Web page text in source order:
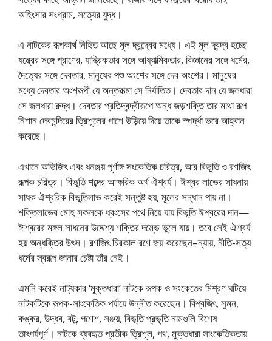
অহিংসার সংগ্রাম, সত্যের যুদ্ধ।
এ নাটকের রূপকার্থ নিহিত আছে মূল দ্বন্দ্বের মধ্যে। এই মূল দ্বন্দ্ব হচ্ছে
যন্ত্রের সঙ্গে প্রাণের, যান্ত্রিকতার সঙ্গে আধ্যাত্মিকতার, বিজ্ঞানের সঙ্গে ধর্মের,
দৈত্যের সঙ্গে দেবতার, মানুষের পশু অংশের সঙ্গে দেব অংশের। মানুষের
মধ্যে দেবতার অংশরূপী যে অন্তরাত্মা সে নির্যাতিত। দেবতার দান যে জলধারা
সে জলধারা রুদ্ধ। দেবতার প্রতিদ্বন্দ্বীরূপে অন্ধ জড়শক্তি তার মাথা রূপ
নিশান দেবমন্দিরের ত্রিশূলের পাশে উড়িয়ে দিয়ে তাকে স্পর্দ্ধা ভরে আহ্বান
করেছে।
এখানে অভিজিৎ এবং ধনঞ্জয় পূর্ণাঙ্গ সংকেতিক চরিত্র, আর বিভূতি ও রণজিৎ
রূপক চরিত্র। বিভূতি শব্দের আক্ষরিক অর্থ ঐশ্বর্য। ঈশ্বর লাভের সাধনায়
সাধক ঐশ্বরিক বিভূতিলাভ করেই সন্তুষ্ট হয়, মূলের সন্ধান পায় না।
শক্তিলাভের মোহ সকলকে ধ্বংসের পথে নিয়ে যায় বিভূতি ঈশ্বরের দান—
ঈশ্বরের মঙ্গল সাধনের উদ্দেশ্য শক্তির দম্ভে ভুলে যায়। তবে সেই ঐশ্বর্য
হয় অন্ধক্তির উৎস। রণজিৎ চিরকাল রণে জয় করেছেন–ন্যায়, নীতি-সত্য
ধর্মের স্বরূপ জানার চেষ্টা তাঁর নেই।
এমনি করেই নাট্যকার ‘মুক্তধারা’ নাটকে রূপক ও সংকেতের মিশ্রণ ঘটিয়ে
নাটকটিকে রূপক-সাংকেতিক পর্যায়ে উন্নীত করেছেন। বিশ্বজিৎ, সুমন,
কঙ্কর, উদ্ধব, বটু, গণেশ, সঞ্জয়, বিভূতি প্রভৃতি নামগুলি বিশেষ
তাৎপর্যপূর্ণ। নাটকে ব্যবহৃত প্রতীক ত্রিশূল, পথ, মুক্তধারা সাংকেতিকতায়